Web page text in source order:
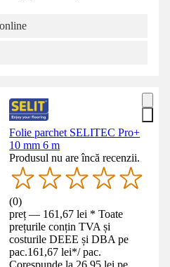
Folie parchet SELITEC Pro+
10 mm 6 m
Produsul nu are încă recenzii.
(0)
preț — 161,67 lei * Toate
prețurile conțin TVA și
costurile DEEE și DBA pe
pac.161,67 lei*/ pac.